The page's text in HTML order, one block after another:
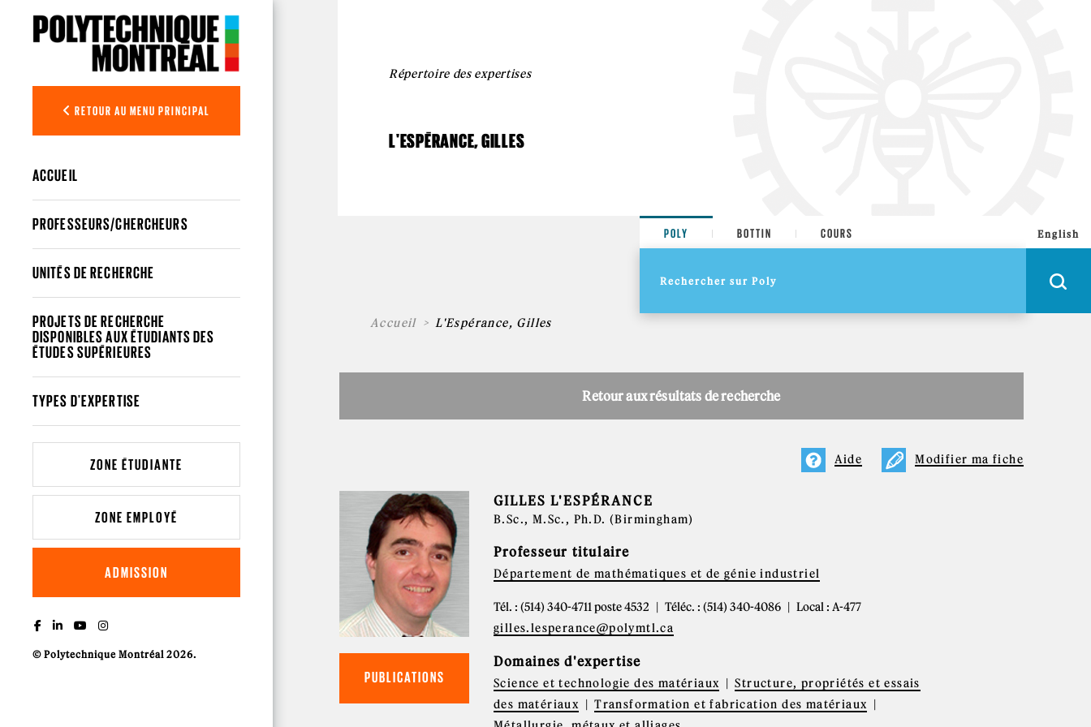
RETOUR AU MENU PRINCIPAL
ACCUEIL
PROFESSEURS/CHERCHEURS
UNITÉS DE RECHERCHE
PROJETS DE RECHERCHE
DISPONIBLES AUX ÉTUDIANTS DES
ÉTUDES SUPÉRIEURES
TYPES D'EXPERTISE
ZONE ÉTUDIANTE
ZONE EMPLOYÉ
ADMISSION
© Polytechnique Montréal 2026.
Répertoire des expertises
L'ESPÉRANCE, GILLES
POLY BOTTIN COURS English
Accueil L'Espérance, Gilles
Retour aux résultats de recherche
Modifier ma fiche
Aide
PUBLICATIONS
GILLES L'ESPÉRANCE
B.Sc., M.Sc., Ph.D. (Birmingham)
Professeur titulaire
Département de mathématiques et de génie industriel
Tél. : (514) 340-4711 poste 4532 Téléc. : (514) 340-4086
Local : A-477
gilles.lesperance@polymtl.ca
Domaines d'expertise
Science et technologie des matériaux
Structure, propriétés et essais
des matériaux
Transformation et fabrication des matériaux